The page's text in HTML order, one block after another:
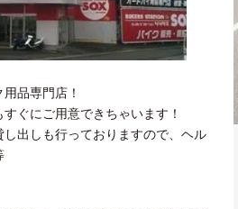
品専門店！
ぐにご用意できちゃいます！
出しも行っておりますので、ヘル